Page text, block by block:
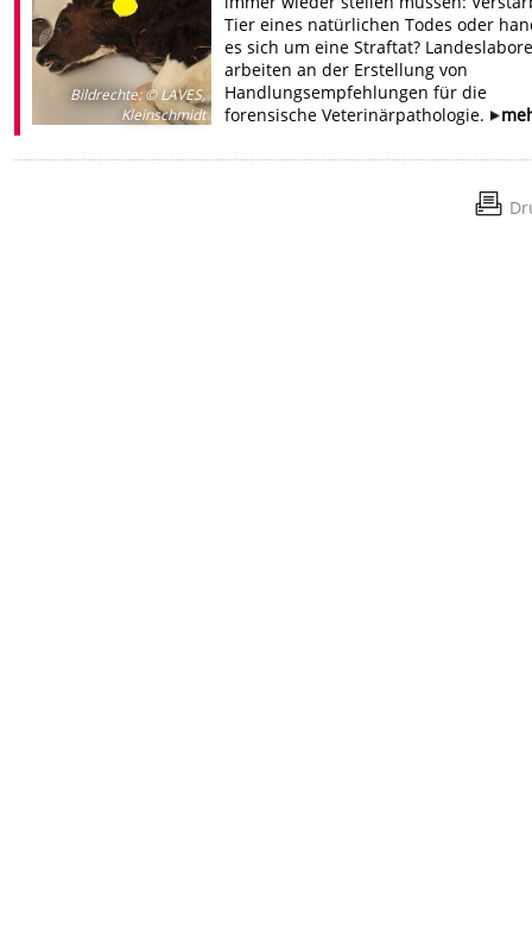
Bildrechte:© LAVES,
Kleinschmidt
Tier eines natürlichen Todes oder
es sich um eine Straftat?
arbeiten an der Erstellung von
Handlungsempfehlungen für die
forensische Veterinärpathologie.